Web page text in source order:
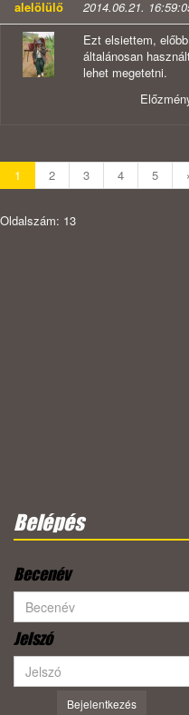
alelölülő 2014.06.21.
Ezt elsiettem,
általánosan
lehet megetetni.
1 2 3 4 5 ›
Oldalszám: 13
Belépés
Becenév
Jelszó
Bejelentkezés